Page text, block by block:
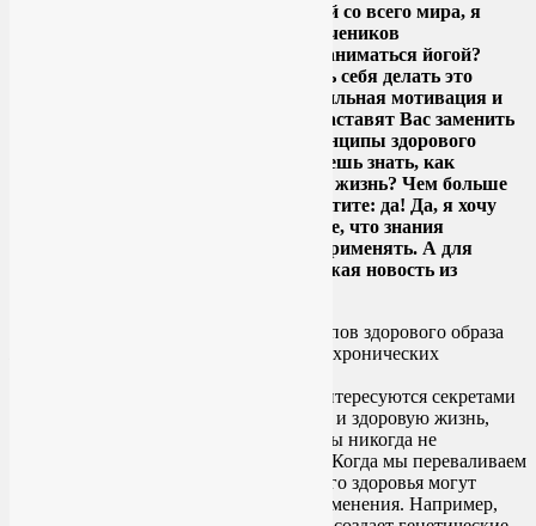
Листая сводки медицинских новостей со всего мира, я
постоянно нахожу для себя и своих учеников
дополнительные аргументы: зачем заниматься йогой?
Как заставить себя делать это
регулярно? Ответ известен: нужна сильная мотивация и
убедительные аргументы, которые заставят Вас заменить
вредные привычки на полезные принципы здорового
образа жизни. Спросите себя: ты хочешь знать, как
сохранить молодость и как продлить жизнь? Чем больше
Вам лет, тем безоговорочнее Вы ответите: да! Да, я хочу
знать секреты молодости. Но помните, что знания
бесполезны, пока Вы не начнете их применять. А для
укрепления благого намерения – свежая новость из
Действительно, большинство людей интересуются секретами
молодости. Мы хотим прожить долгую и здоровую жизнь,
свободную от болезней, и предпочли бы никогда не
обращаться за медицинской помощью. Когда мы переваливаем
за рубеж 40 и 50 лет, в состоянии нашего здоровья могут
произойти некоторые очень важные изменения. Например,